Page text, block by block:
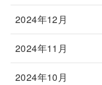
2024年12月
2024年11月
2024年10月